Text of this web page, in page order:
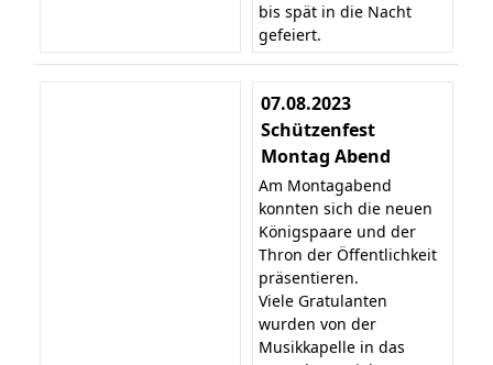
bis spät in die Nacht
gefeiert.
07.08.2023
Schützenfest
Montag Abend
Am Montagabend
konnten sich die neuen
Königspaare und der
Thron der Öffentlichkeit
präsentieren.
Viele Gratulanten
wurden von der
Musikkapelle in das